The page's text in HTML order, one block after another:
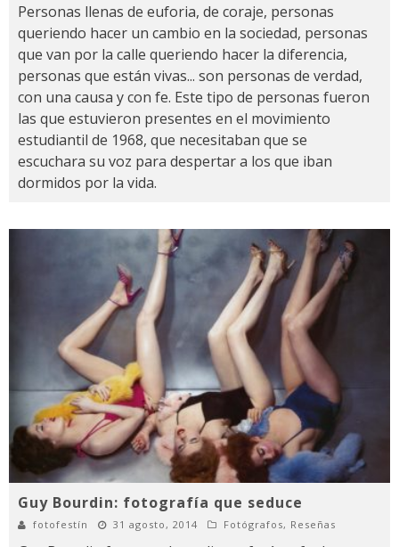
Personas llenas de euforia, de coraje, personas
queriendo hacer un cambio en la sociedad, personas
que van por la calle queriendo hacer la diferencia,
personas que están vivas... son personas de verdad,
con una causa y con fe. Este tipo de personas fueron
las que estuvieron presentes en el movimiento
estudiantil de 1968, que necesitaban que se
escuchara su voz para despertar a los que iban
dormidos por la vida.
Guy Bourdin: fotografía que seduce
fotofestín 31 agosto, 2014 Fotógrafos, Reseñas